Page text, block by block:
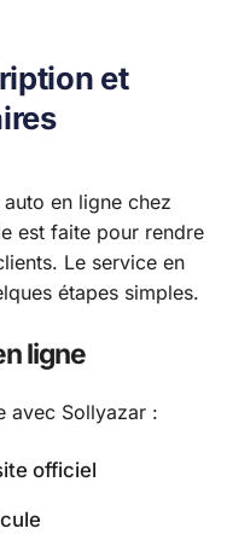
et
auto en ligne chez
est faite pour rendre
Le service en
étapes simples.
ligne
avec Sollyazar :
officiel